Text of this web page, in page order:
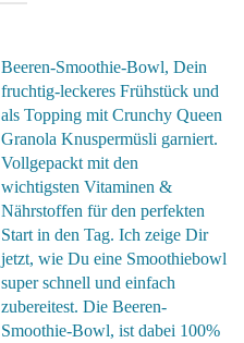
Beeren-Smoothie-Bowl, Dein
fruchtig-leckeres Frühstück und
als Topping mit Crunchy Queen
Granola Knuspermüsli garniert.
Vollgepackt mit den
wichtigsten Vitaminen &
Nährstoffen für den perfekten
Start in den Tag. Ich zeige Dir
jetzt, wie Du eine Smoothiebowl
super schnell und einfach
zubereitest. Die Beeren-
Smoothie-Bowl, ist dabei 100%